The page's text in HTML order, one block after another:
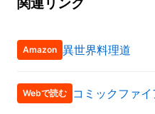
Amazon 異世界料理道
Webで読む コミックファイ